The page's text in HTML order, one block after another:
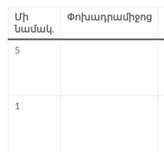
Մի
նամակ.
Փոխադրամիջոց
5
1